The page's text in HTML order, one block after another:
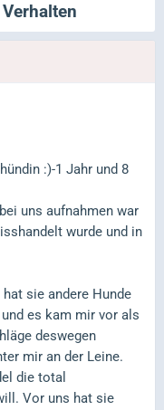
:)-1 Jahr und 8
uns aufnahmen war
wurde und in
sie andere Hunde
es kam mir vor als
deswegen
mir an der Leine.
die total
Vor uns hat sie